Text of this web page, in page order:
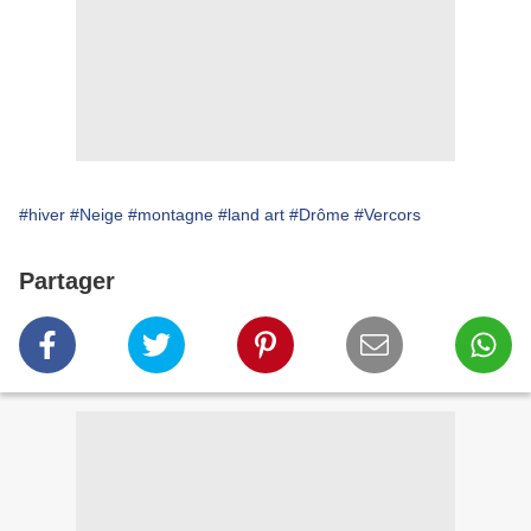
#hiver #Neige #montagne #land art #Drôme #Vercors
Partager